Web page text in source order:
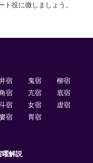
役に徹しましょう。
宿 鬼宿
柳宿
宿 亢宿
底宿
宿 女宿
虚宿
宿 胃宿
曜解説